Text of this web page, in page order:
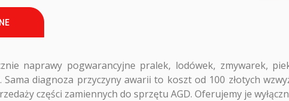
naprawy pogwarancyjne pralek, lodówek, zmywarek,
diagnoza przyczyny awarii to koszt od 100 złotych
części zamiennych do sprzętu AGD. Oferujemy je